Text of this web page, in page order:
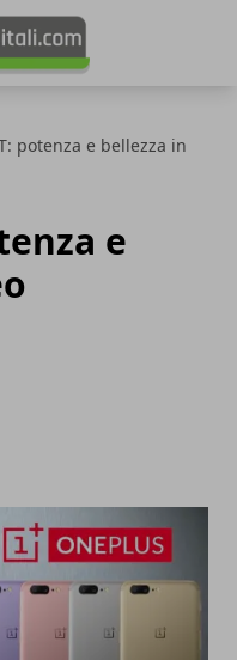
potenza e bellezza in
e